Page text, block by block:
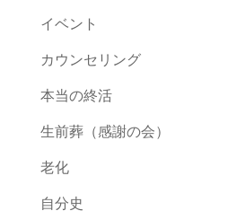
イベント
カウンセリング
本当の終活
生前葬（感謝の会）
老化
自分史